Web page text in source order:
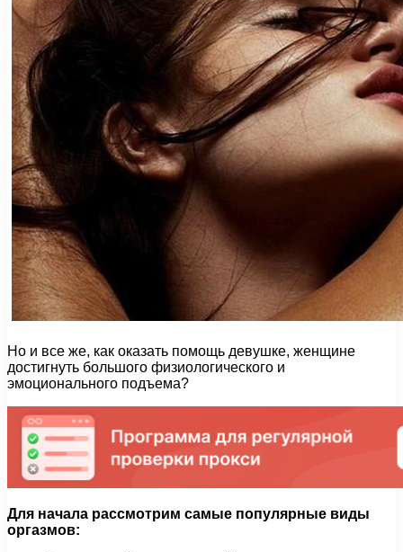
Но и все же, как оказать помощь девушке, женщине
достигнуть большого физиологического и
эмоционального подъема?
Для начала рассмотрим самые популярные виды
оргазмов: